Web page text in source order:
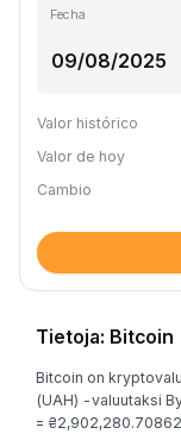
Fecha
Valor histórico
Valor de hoy
Cambio
Tietoja: Bitcoin
Bitcoin on
(UAH) -valuutaksi
=